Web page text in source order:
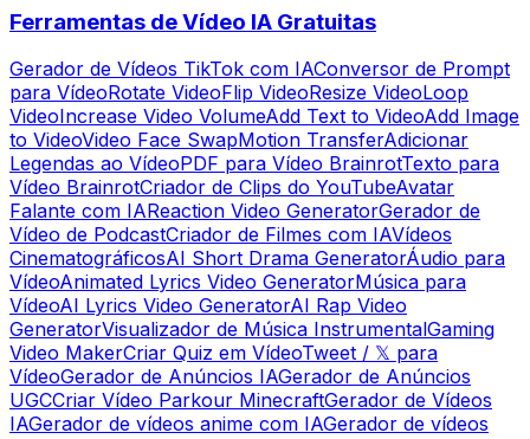
Ferramentas de Vídeo IA Gratuitas
Gerador de Vídeos TikTok com IAConversor de Prompt
para VídeoRotate VideoFlip VideoResize VideoLoop
VideoIncrease Video VolumeAdd Text to VideoAdd Image
to VideoVideo Face SwapMotion TransferAdicionar
Legendas ao VídeoPDF para Vídeo BrainrotTexto para
Vídeo BrainrotCriador de Clips do YouTubeAvatar
Falante com IAReaction Video GeneratorGerador de
Vídeo de PodcastCriador de Filmes com IAVídeos
CinematográficosAI Short Drama GeneratorÁudio para
VídeoAnimated Lyrics Video GeneratorMúsica para
VídeoAI Lyrics Video GeneratorAI Rap Video
GeneratorVisualizador de Música InstrumentalGaming
Video MakerCriar Quiz em VídeoTweet / 𝕏 para
VídeoGerador de Anúncios IAGerador de Anúncios
UGCCriar Vídeo Parkour MinecraftGerador de Vídeos
IAGerador de vídeos anime com IAGerador de vídeos